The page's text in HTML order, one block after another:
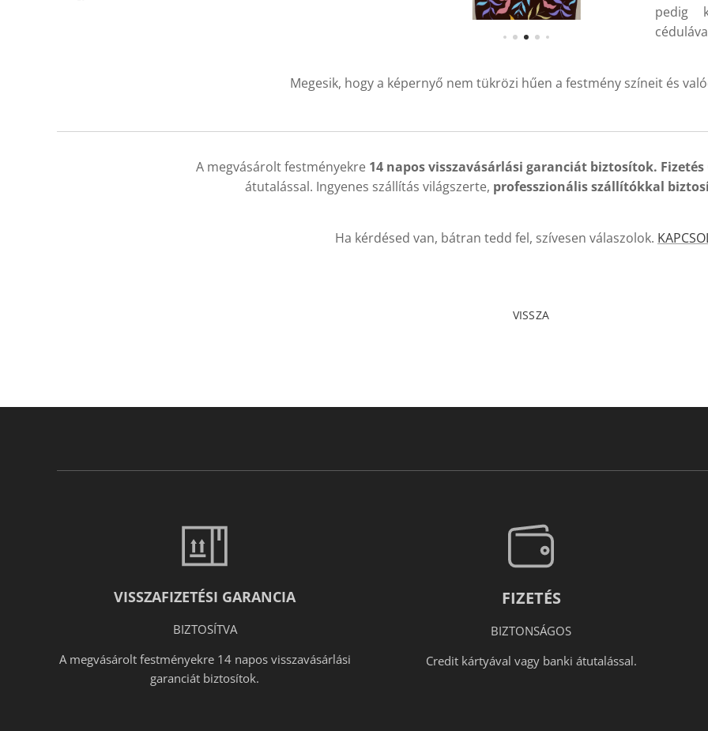
pedig
Megesik, hogy a képernyő nem tükrözi hűen a festmény színeit és
A megvásárolt festményekre 14 napos visszavásárlási garanciát biztosítok. Fizetés
átutalással. Ingyenes szállítás világszerte, professzionális szállítókkal
Ha kérdésed van, bátran tedd fel, szívesen válaszolok.
VISSZA
VISSZAFIZETÉSI GARANCIA
BIZTOSÍTVA
A megvásárolt festményekre 14 napos visszavásárlási
garanciát biztosítok.
FIZETÉS
BIZTONSÁGOS
Credit kártyával vagy banki átutalással.